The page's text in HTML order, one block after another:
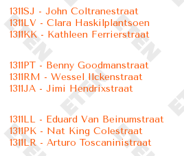
1311SJ - John Coltranestraat
1311LV - Clara Haskilplantsoen
1311KK - Kathleen Ferrierstraat
1311PT - Benny Goodmanstraat
1311RM - Wessel Ilckenstraat
1311JA - Jimi Hendrixstraat
1311LL - Eduard Van Beinumstraat
1311PK - Nat King Colestraat
1311LR - Arturo Toscaninistraat